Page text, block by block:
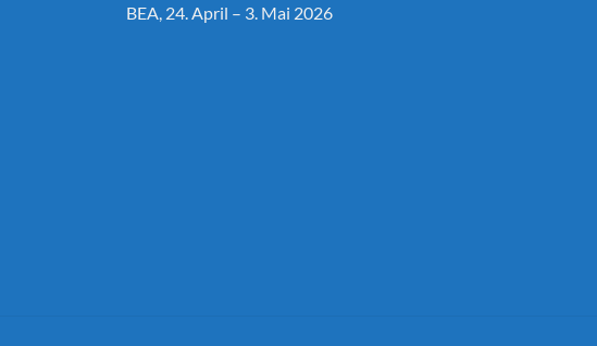
BEA, 24. April – 3. Mai 2026